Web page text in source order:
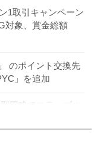
1取引キャンペーン
対象、賞金総額
のポイント交換先
」を追加
円建てステーブル